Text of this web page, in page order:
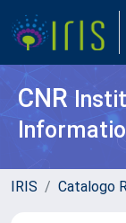
CNR
IRIS Catalogo